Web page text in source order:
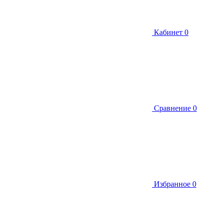
Кабинет 0
Сравнение 0
Избранное 0